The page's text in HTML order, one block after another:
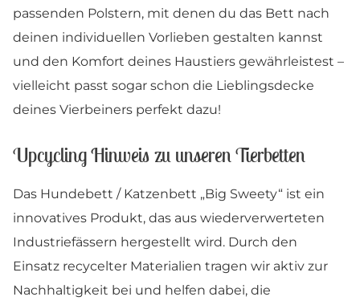
passenden Polstern, mit denen du das Bett nach
deinen individuellen Vorlieben gestalten kannst
und den Komfort deines Haustiers gewährleistest –
vielleicht passt sogar schon die Lieblingsdecke
deines Vierbeiners perfekt dazu!
Upcycling Hinweis zu unseren Tierbetten
Das Hundebett / Katzenbett „Big Sweety“ ist ein
innovatives Produkt, das aus wiederverwerteten
Industriefässern hergestellt wird. Durch den
Einsatz recycelter Materialien tragen wir aktiv zur
Nachhaltigkeit bei und helfen dabei, die